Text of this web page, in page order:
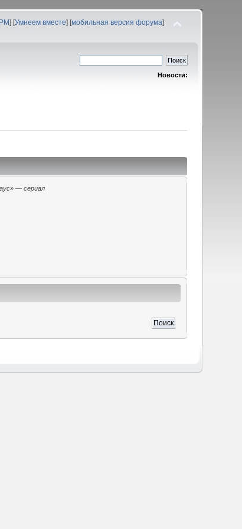
] [Умнеем вместе] [мобильная версия форума]
Новости:
— сериал